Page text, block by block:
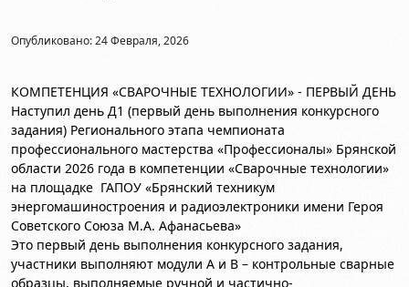
Опубликовано: 24 Февраля, 2026
КОМПЕТЕНЦИЯ «СВАРОЧНЫЕ ТЕХНОЛОГИИ» - ПЕРВЫЙ ДЕНЬ
Наступил день Д1 (первый день выполнения конкурсного
задания) Регионального этапа чемпионата
профессионального мастерства «Профессионалы» Брянской
области 2026 года в компетенции «Сварочные технологии»
на площадке ГАПОУ «Брянский техникум
энергомашиностроения и радиоэлектроники имени Героя
Советского Союза М.А. Афанасьева»
Это первый день выполнения конкурсного задания,
участники выполняют модули А и В – контрольные сварные
образцы, выполняемые ручной и частично-